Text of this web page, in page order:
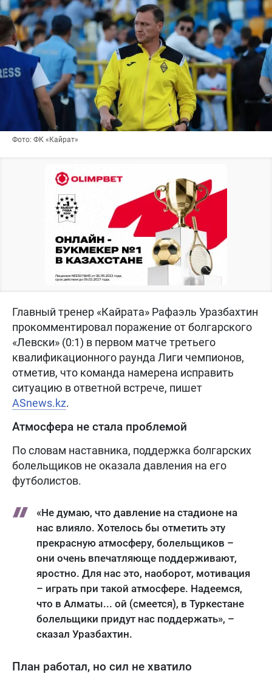
Фото: ФК «Кайрат»
Главный тренер «Кайрата» Рафаэль Уразбахтин
прокомментировал поражение от болгарского
«Левски» (0:1) в первом матче третьего
квалификационного раунда Лиги чемпионов,
отметив, что команда намерена исправить
ситуацию в ответной встрече, пишет
ASnews.kz.
Атмосфера не стала проблемой
По словам наставника, поддержка болгарских
болельщиков не оказала давления на его
футболистов.
«Не думаю, что давление на стадионе на
нас влияло. Хотелось бы отметить эту
прекрасную атмосферу, болельщиков –
они очень впечатляюще поддерживают,
яростно. Для нас это, наоборот, мотивация
– играть при такой атмосфере. Надеемся,
что в Алматы... ой (смеется), в Туркестане
болельщики придут нас поддержать», –
сказал Уразбахтин.
План работал, но сил не хватило